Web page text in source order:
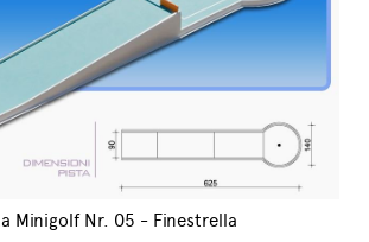
Minigolf Nr. 05 - Finestrella